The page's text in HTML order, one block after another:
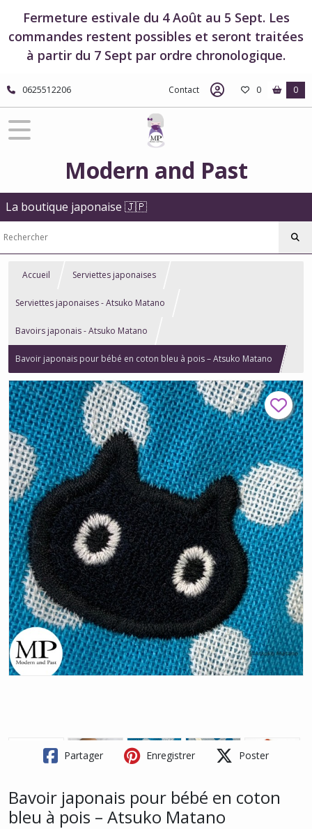
Fermeture estivale du 4 Août au 5 Sept. Les
commandes restent possibles et seront traitées
à partir du 7 Sept par ordre chronologique.
0625512206 Contact 0 0
Modern and Past
La boutique japonaise 🇯🇵
Accueil Serviettes japonaises
Serviettes japonaises - Atsuko Matano
Bavoirs japonais - Atsuko Matano
Bavoir japonais pour bébé en coton bleu à pois – Atsuko Matano
Partager Enregistrer Poster
Bavoir japonais pour bébé en coton
bleu à pois – Atsuko Matano